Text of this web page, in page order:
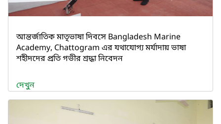
আন্তর্জাতিক মাতৃভাষা দিবসে Bangladesh Marine
Academy, Chattogram এর যথাযোগ্য মর্যাদায় ভাষা
শহীদদের প্রতি গভীর শ্রদ্ধা নিবেদন
দেখুন